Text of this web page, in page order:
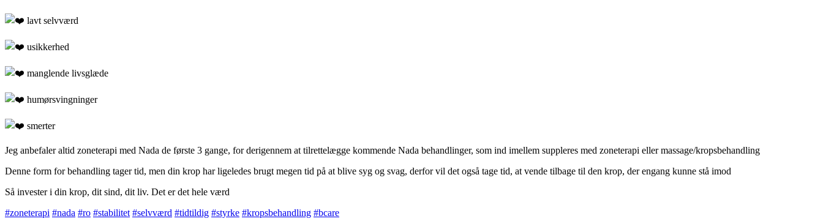
lavt selvværd
usikkerhed
manglende livsglæde
humørsvingninger
smerter
Jeg anbefaler altid zoneterapi med Nada de første 3 gange, for derigennem at tilrettelægge kommende Nada behandlinger, som ind imellem suppleres med zoneterapi eller massage/kropsbehandling
Denne form for behandling tager tid, men din krop har ligeledes brugt megen tid på at blive syg og svag, derfor vil det også tage tid, at vende tilbage til den krop, der engang kunne stå imod
Så invester i din krop, dit sind, dit liv. Det er det hele værd
#zoneterapi #nada #ro #stabilitet #selvværd #tidtildig #styrke #kropsbehandling #bcare